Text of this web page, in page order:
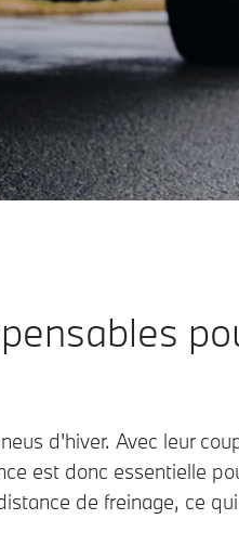
d'hiver. Avec leur
est donc essentielle
de freinage, ce